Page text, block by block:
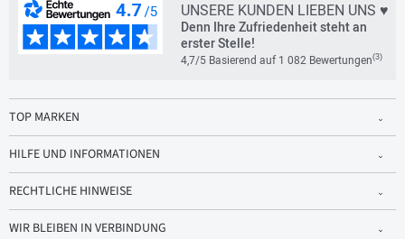
UNSERE KUNDEN LIEBEN UNS ♥
Denn Ihre Zufriedenheit steht an
erster Stelle!
4,7/5 Basierend auf 1 082 Bewertungen(3)
TOP MARKEN
HILFE UND INFORMATIONEN
RECHTLICHE HINWEISE
WIR BLEIBEN IN VERBINDUNG